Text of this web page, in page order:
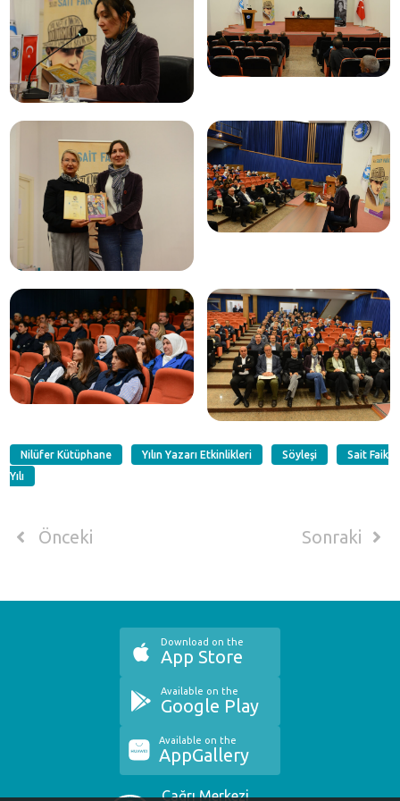
Nilüfer Kütüphane Yılın Yazarı Etkinlikleri Söyleşi
Sait Faik
Yılı
Önceki Sonraki
Çağrı Merkezi
Download on the
App Store
Available on the
Google Play
Available on the
AppGallery